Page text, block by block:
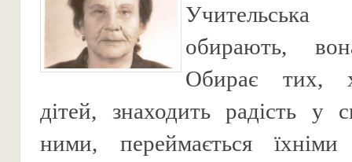
обирають,
Обирає тих,
дітей, знаходить радість у
ними, переймається